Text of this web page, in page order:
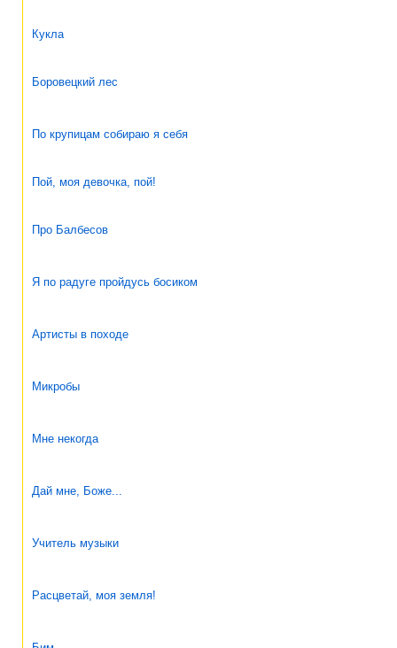
Кукла
Боровецкий лес
По крупицам собираю я себя
Пой, моя девочка, пой!
Про Балбесов
Я по радуге пройдусь босиком
Артисты в походе
Микробы
Мне некогда
Дай мне, Боже...
Учитель музыки
Расцветай, моя земля!